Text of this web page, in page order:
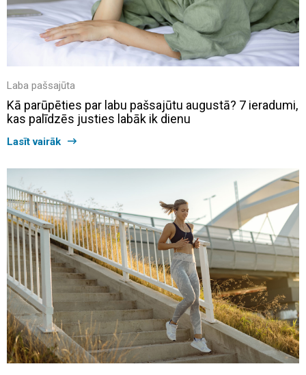
Laba pašsajūta
Kā parūpēties par labu pašsajūtu augustā? 7 ieradumi,
kas palīdzēs justies labāk ik dienu
Lasīt vairāk